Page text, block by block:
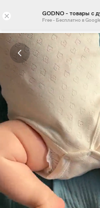
× GODNO - товары с
Free - Бесплатно в